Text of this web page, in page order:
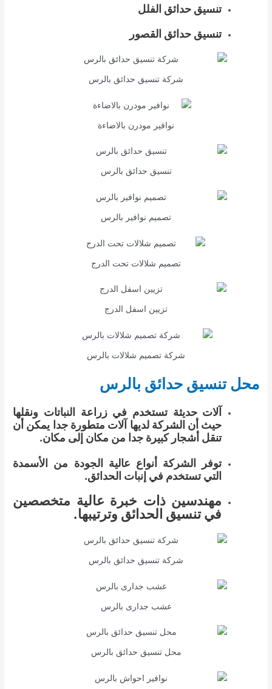
تنسيق حدائق الفلل
تنسيق حدائق القصور
شركة تنسيق حدائق بالرس
نوافير مودرن بالاضاءة
تنسيق حدائق بالرس
تصميم نوافير بالرس
تصميم شلالات تحت الدرج
تزيين اسفل الدرج
شركة تصميم شلالات بالرس
محل تنسيق حدائق بالرس
آلات حديثة تستخدم في زراعة النباتات ونقلها
حيث أن الشركة لديها آلات متطورة جدا يمكن أن
تنقل أشجار كبيرة جدا من مكان إلى مكان.
توفر الشركة أنواع عالية الجودة من الأسمدة
التي تستخدم في إنبات الحدائق.
مهندسين ذات خبرة عالية متخصصين
في تنسيق الحدائق وترتيبها.
شركة تنسيق حدائق بالرس
عشب جدارى بالرس
محل تنسيق حدائق بالرس